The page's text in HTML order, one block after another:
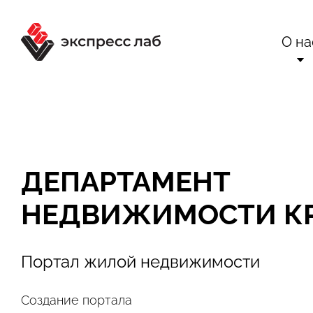
О
ДЕПАРТАМЕНТ
НЕДВИЖИМОСТИ
Портал жилой недвижимости
Создание портала